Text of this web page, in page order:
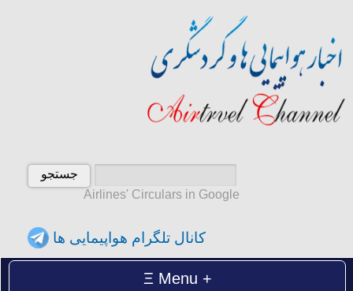
Airlines' Circulars in Google
کانال تلگرام هواپیمایی ها
Menu